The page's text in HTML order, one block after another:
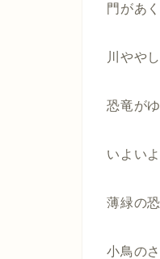
門があ
川やや
恐竜が
いよい
薄緑の
小鳥の